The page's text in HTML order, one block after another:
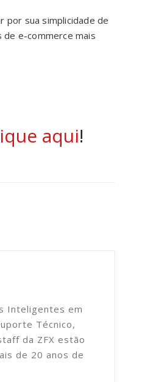
por sua simplicidade de
de e-commerce mais
aqui!
Inteligentes em
Técnico,
da ZFX estão
de 20 anos de